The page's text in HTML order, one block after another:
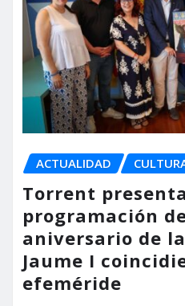
ACTUALIDAD
Torrent
programación
aniversario de
Jaume I
efeméride